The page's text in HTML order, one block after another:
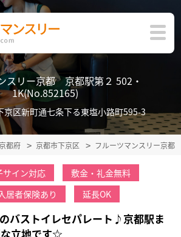
スリー京都 京都駅第２ 502・
1K(No.852165)
京区新町通七条下る東塩小路町595-3
都府 京都市下京区 フルーツマンスリー京
サイン対応
敷金・礼金無料
入居者保険あり 延長OK
バストイレセパレート♪京都駅ま
立地です☆